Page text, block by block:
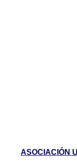
ASOCIACIÓN